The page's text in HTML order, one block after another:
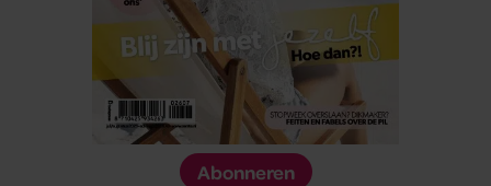
Abonneren